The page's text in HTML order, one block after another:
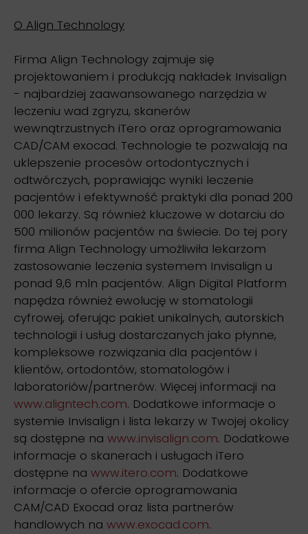
O Align Technology
Firma Align Technology zajmuje się
projektowaniem i produkcją nakładek Invisalign
- najbardziej zaawansowanego narzędzia w
leczeniu wad zgryzu, skanerów
wewnątrzustnych iTero oraz oprogramowania
CAD/CAM exocad. Technologie te pozwalają na
uklepszenie procesów ortodontycznych i
odtwórczych, poprawiając wyniki leczenie
pacjentów i efektywność praktyki dla ponad 200
000 lekarzy. Są również kluczowe w dotarciu do
500 milionów pacjentów na świecie. Do tej pory
firma Align Technology umożliwiła lekarzom
zastosowanie leczenia systemem Invisalign u
ponad 9,6 mln pacjentów. Align Digital Platform
napędza również ewolucję w stomatologii
cyfrowej, oferując pakiet unikalnych, autorskich
technologii i usług dostarczanych jako płynne,
kompleksowe rozwiązania dla pacjentów i
klientów, ortodontów, stomatologów i
laboratoriów/partnerów. Więcej informacji na
www.aligntech.com. Dodatkowe informacje o
systemie Invisalign i lista lekarzy w Twojej okolicy
są dostępne na www.invisalign.com. Dodatkowe
informacje o skanerach i usługach iTero
dostępne na www.itero.com. Dodatkowe
informacje o ofercie oprogramowania
CAM/CAD Exocad oraz lista partnerów
handlowych na www.exocad.com.